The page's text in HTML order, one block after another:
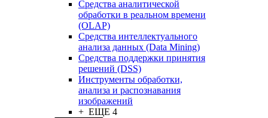
Средства аналитической
обработки в реальном времени
(OLAP)
Средства интеллектуального
анализа данных (Data Mining)
Средства поддержки принятия
решений (DSS)
Инструменты обработки,
анализа и распознавания
изображений
+ ЕЩЕ 4